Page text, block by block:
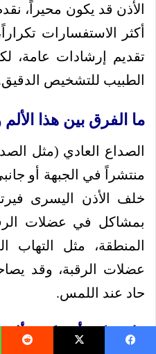
الأذن قد يكون محيراً،
أكثر الاستفسارات
تقديم إرشادات عامة،
الطبيب للتشخيص
ما الفرق بين هذا
الصداع العادي (مثل
منتشراً في الجبهة أو
خلف الأذن اليسرى
بمشاكل في عضلات
المنطقة، مثل التهاب
عضلات الرقبة، وقد
حاد عند اللمس.
هل يمكن أن يكون ألم